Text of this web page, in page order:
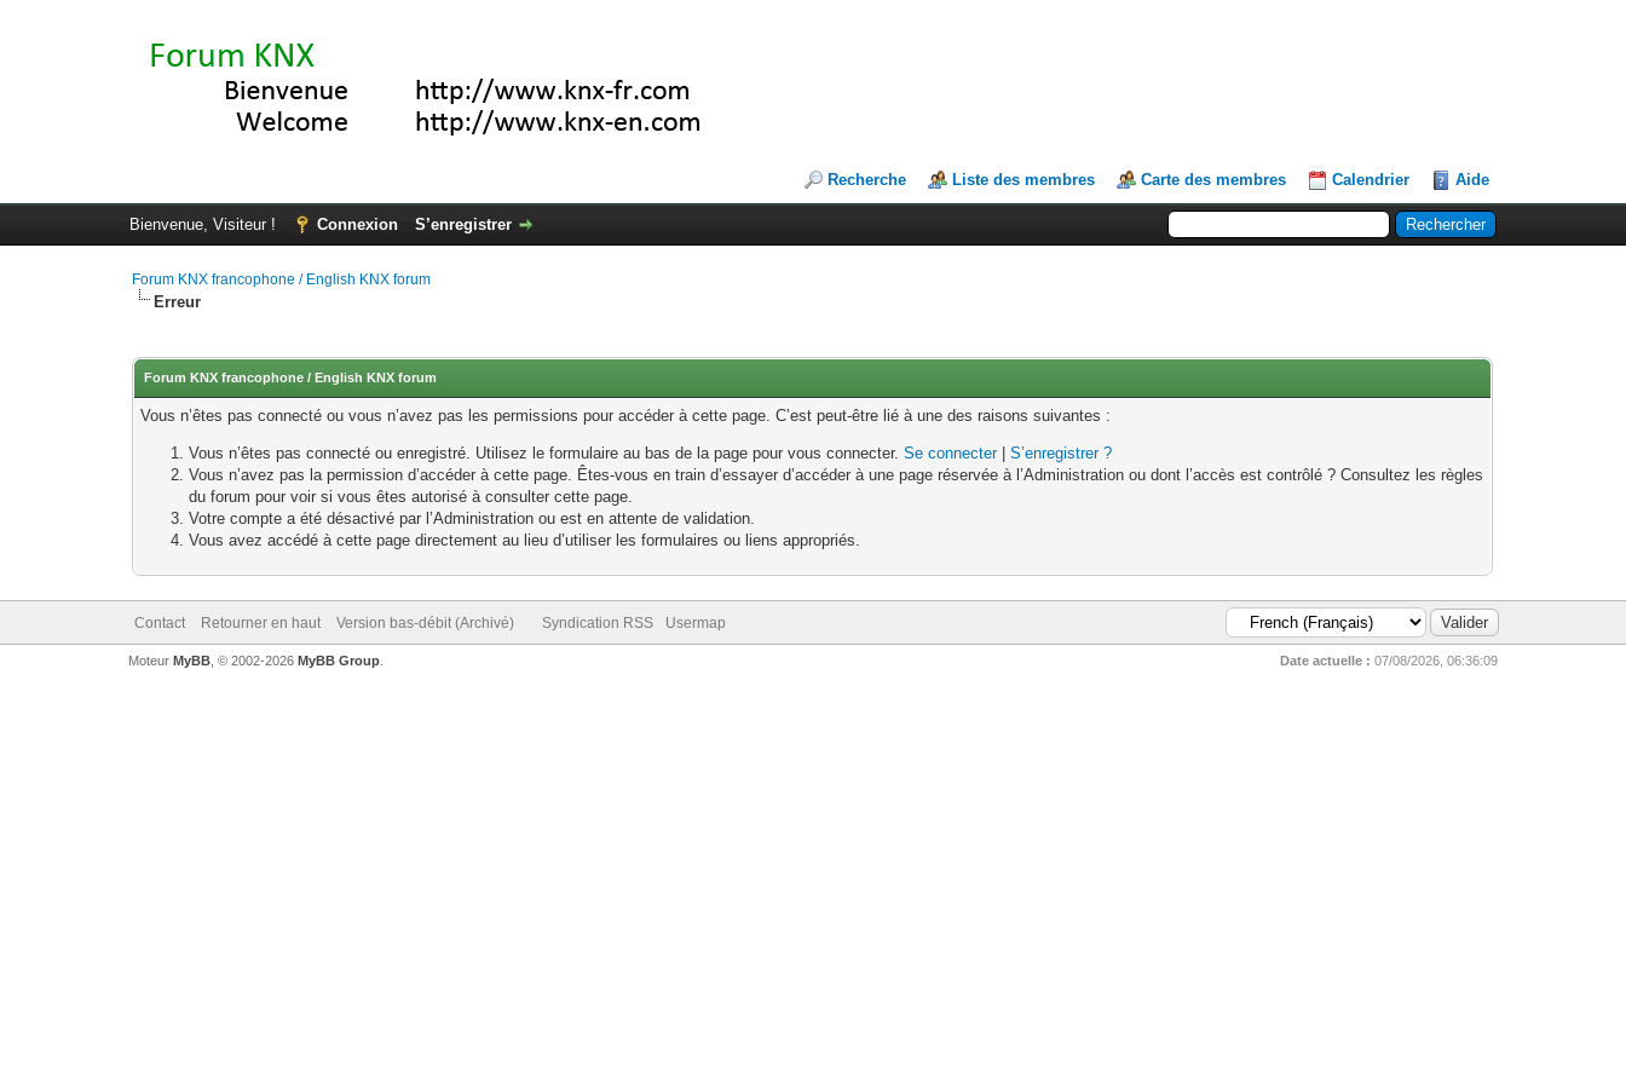
Recherche Liste des membres Carte des membres Calendrier Aide
Bienvenue, Visiteur ! Connexion S’enregistrer
Forum KNX francophone / English KNX forum
Erreur
Forum KNX francophone / English KNX forum
Vous n’êtes pas connecté ou vous n’avez pas les permissions pour accéder à cette page. C’est peut-être lié à une des raisons suivantes :
Vous n’êtes pas connecté ou enregistré. Utilisez le formulaire au bas de la page pour vous connecter.Se connecter|S’enregistrer ?
Vous n’avez pas la permission d’accéder à cette page. Êtes-vous en train d’essayer d’accéder à une page réservée à l’Administration ou dont l’accès est contrôlé ? Consultez les règles
du forum pour voir si vous êtes autorisé à consulter cette page.
Votre compte a été désactivé par l’Administration ou est en attente de validation.
Vous avez accédé à cette page directement au lieu d’utiliser les formulaires ou liens appropriés.
Contact Retourner en haut Version bas-débit (Archivé) Syndication RSS Usermap
Date actuelle : 07/08/2026, 06:36:09
Moteur MyBB, © 2002-2026 MyBB Group.